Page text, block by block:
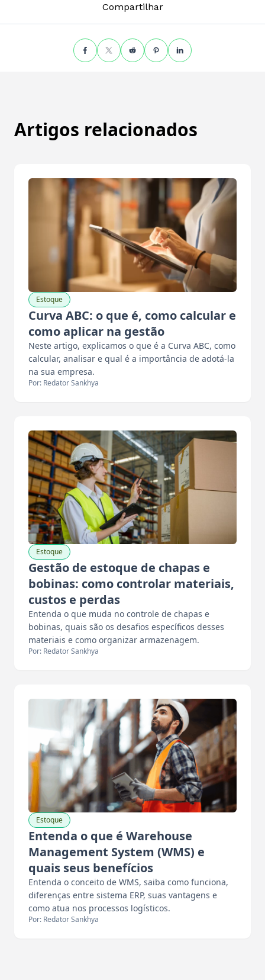
Compartilhar
Artigos relacionados
Estoque
Curva ABC: o que é, como calcular e
como aplicar na gestão
Neste artigo, explicamos o que é a Curva ABC, como
calcular, analisar e qual é a importância de adotá-la
na sua empresa.
Por: Redator Sankhya
Estoque
Gestão de estoque de chapas e
bobinas: como controlar materiais,
custos e perdas
Entenda o que muda no controle de chapas e
bobinas, quais são os desafios específicos desses
materiais e como organizar armazenagem.
Por: Redator Sankhya
Estoque
Entenda o que é Warehouse
Management System (WMS) e
quais seus benefícios
Entenda o conceito de WMS, saiba como funciona,
diferenças entre sistema ERP, suas vantagens e
como atua nos processos logísticos.
Por: Redator Sankhya